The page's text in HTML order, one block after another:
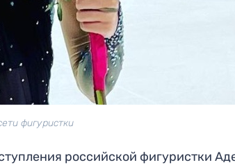
фигуристки
российской фигуристки